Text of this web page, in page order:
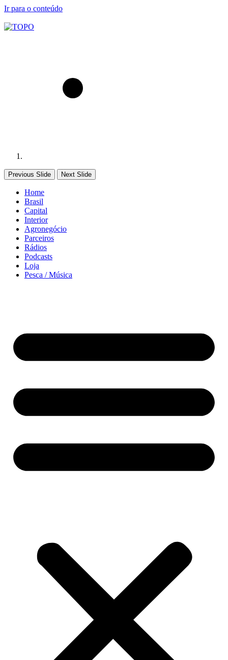
Ir para o conteúdo
Previous Slide Next Slide
Home
Brasil
Capital
Interior
Agronegócio
Parceiros
Rádios
Podcasts
Loja
Pesca / Música